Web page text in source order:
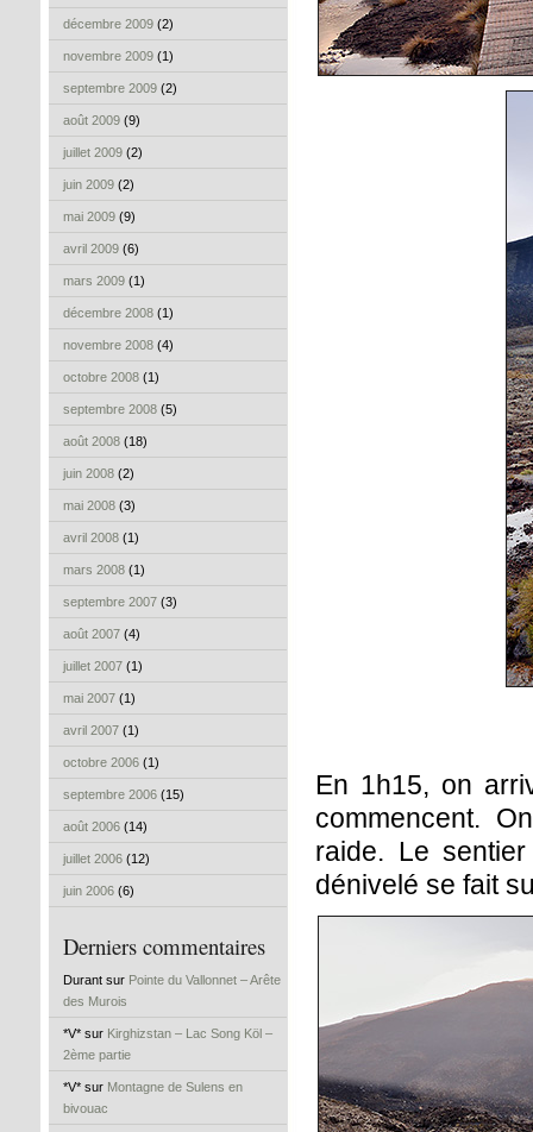
décembre 2009 (2)
novembre 2009 (1)
septembre 2009 (2)
août 2009 (9)
juillet 2009 (2)
juin 2009 (2)
mai 2009 (9)
avril 2009 (6)
mars 2009 (1)
décembre 2008 (1)
novembre 2008 (4)
octobre 2008 (1)
septembre 2008 (5)
août 2008 (18)
juin 2008 (2)
mai 2008 (3)
avril 2008 (1)
mars 2008 (1)
septembre 2007 (3)
août 2007 (4)
juillet 2007 (1)
mai 2007 (1)
avril 2007 (1)
octobre 2006 (1)
septembre 2006 (15)
août 2006 (14)
juillet 2006 (12)
juin 2006 (6)
Derniers commentaires
Durant sur Pointe du Vallonnet – Arête
des Murois
*V* sur Kirghizstan – Lac Song Köl –
2ème partie
*V* sur Montagne de Sulens en
bivouac
En 1h15, on
commencent.
raide. Le
dénivelé se fait